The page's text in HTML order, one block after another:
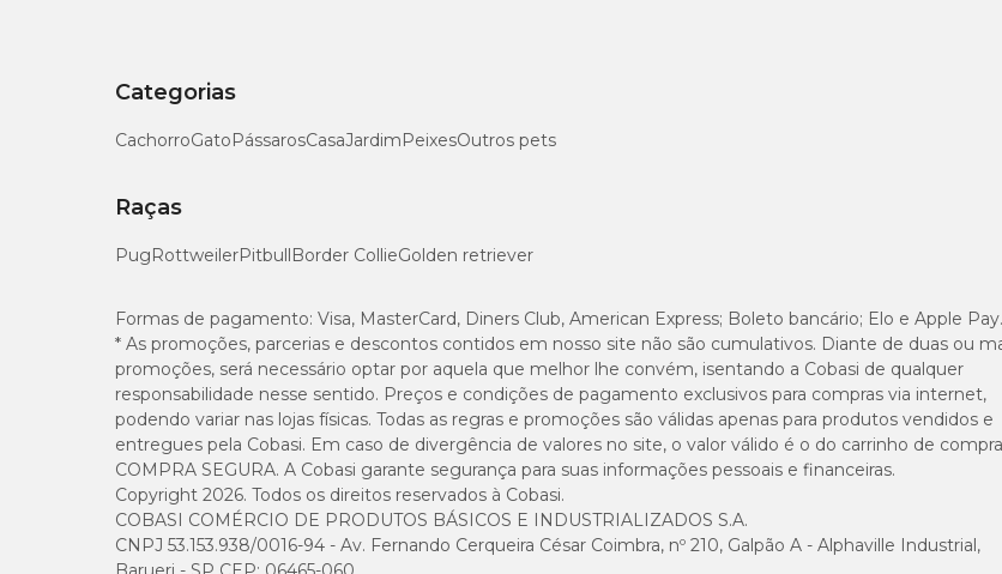
Categorias
CachorroGatoPássarosCasaJardimPeixesOutros pets
Raças
PugRottweilerPitbullBorder CollieGolden retriever
Formas de pagamento: Visa, MasterCard, Diners Club, American Express; Boleto bancário; Elo e Apple Pay.
* As promoções, parcerias e descontos contidos em nosso site não são cumulativos. Diante de duas ou
promoções, será necessário optar por aquela que melhor lhe convém, isentando a Cobasi de qualquer
responsabilidade nesse sentido. Preços e condições de pagamento exclusivos para compras via internet,
podendo variar nas lojas físicas. Todas as regras e promoções são válidas apenas para produtos vendidos e
entregues pela Cobasi. Em caso de divergência de valores no site, o valor válido é o do carrinho de
COMPRA SEGURA. A Cobasi garante segurança para suas informações pessoais e financeiras.
Copyright 2026. Todos os direitos reservados à Cobasi.
COBASI COMÉRCIO DE PRODUTOS BÁSICOS E INDUSTRIALIZADOS S.A.
CNPJ 53.153.938/0016-94 - Av. Fernando Cerqueira César Coimbra, nº 210, Galpão A - Alphaville Industrial,